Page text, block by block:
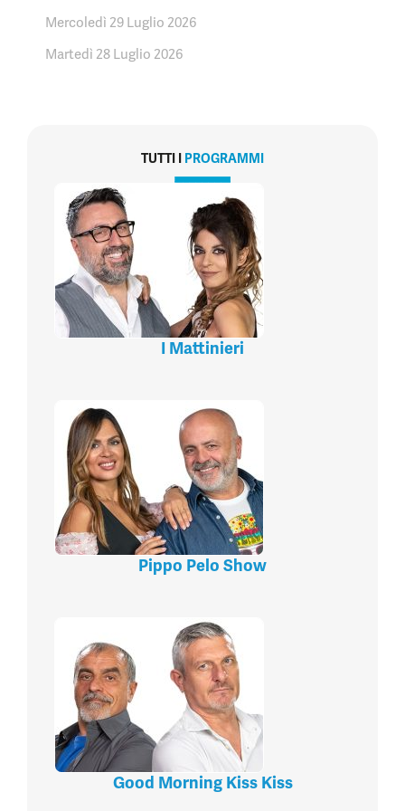
Mercoledì 29 Luglio 2026
Martedì 28 Luglio 2026
TUTTI I PROGRAMMI
I Mattinieri
Pippo Pelo Show
Good Morning Kiss Kiss